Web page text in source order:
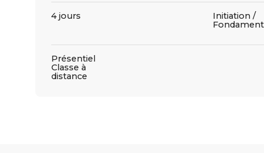
4 jours
Initiation /
Présentiel
Classe à
distance